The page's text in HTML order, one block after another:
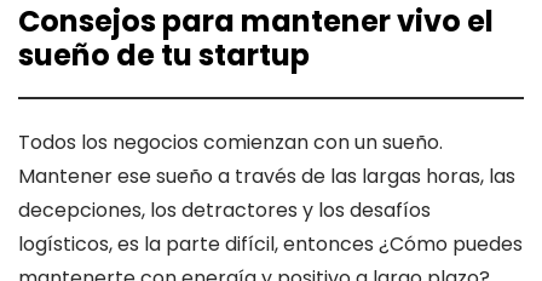
Consejos para mantener vivo el
sueño de tu startup
Todos los negocios comienzan con un sueño.
Mantener ese sueño a través de las largas horas, las
decepciones, los detractores y los desafíos
logísticos, es la parte difícil, entonces ¿Cómo puedes